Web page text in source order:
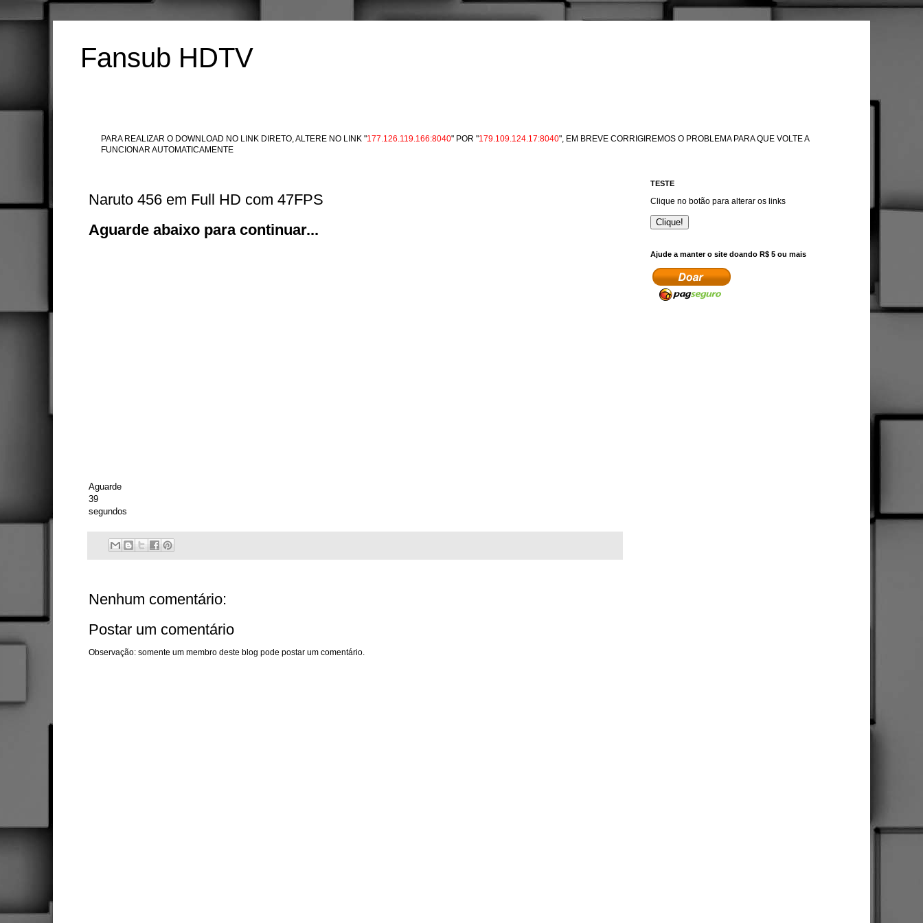
Fansub HDTV
PARA REALIZAR O DOWNLOAD NO LINK DIRETO, ALTERE NO LINK "177.126.119.166:8040" POR "179.109.124.17:8040", EM BREVE CORRIGIREMOS O PROBLEMA PARA QUE VOLTE A
FUNCIONAR AUTOMATICAMENTE
Naruto 456 em Full HD com 47FPS
Aguarde abaixo para continuar...
Aguarde
39
segundos
Nenhum comentário:
Postar um comentário
Observação: somente um membro deste blog pode postar um comentário.
TESTE
Clique no botão para alterar os links
Clique!
Ajude a manter o site doando R$ 5 ou mais